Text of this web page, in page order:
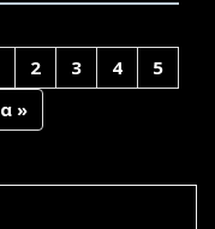
2 3 4
5
»